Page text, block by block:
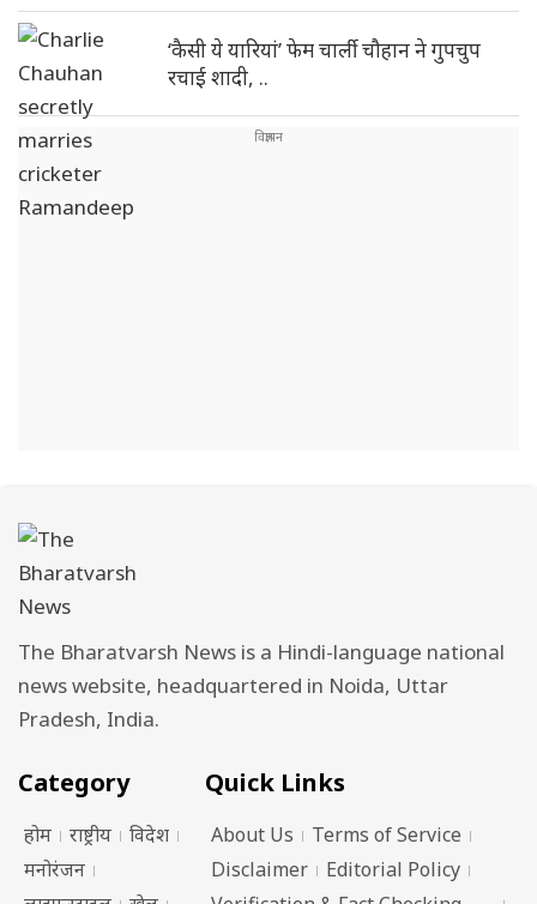
‘कैसी ये यारियां’ फेम चार्ली चौहान ने गुपचुप
रचाई शादी, ..
The Bharatvarsh News is a Hindi-language national
news website, headquartered in Noida, Uttar
Pradesh, India.
Category
होम राष्ट्रीय
विदेश
मनोरंजन
Quick Links
About Us
Terms of Service
Disclaimer
Editorial Policy